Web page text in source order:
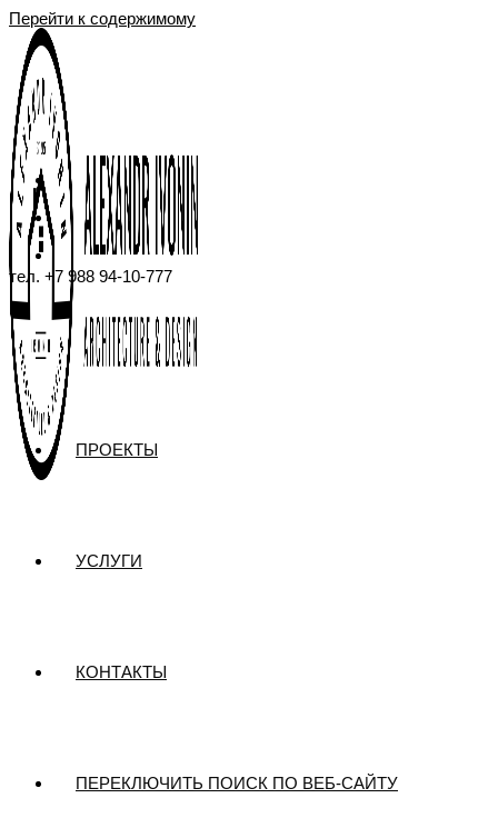
Перейти к содержимому
тел. +7 988 94-10-777
ПРОЕКТЫ
УСЛУГИ
КОНТАКТЫ
ПЕРЕКЛЮЧИТЬ ПОИСК ПО ВЕБ-САЙТУ